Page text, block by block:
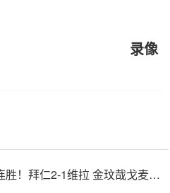
录像
！拜仁2-1维拉 金玟哉戈麦斯